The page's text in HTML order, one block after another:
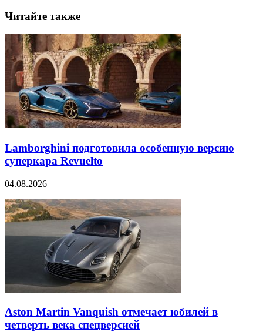
Читайте также
Lamborghini подготовила особенную версию
суперкара Revuelto
04.08.2026
Aston Martin Vanquish отмечает юбилей в
четверть века спецверсией